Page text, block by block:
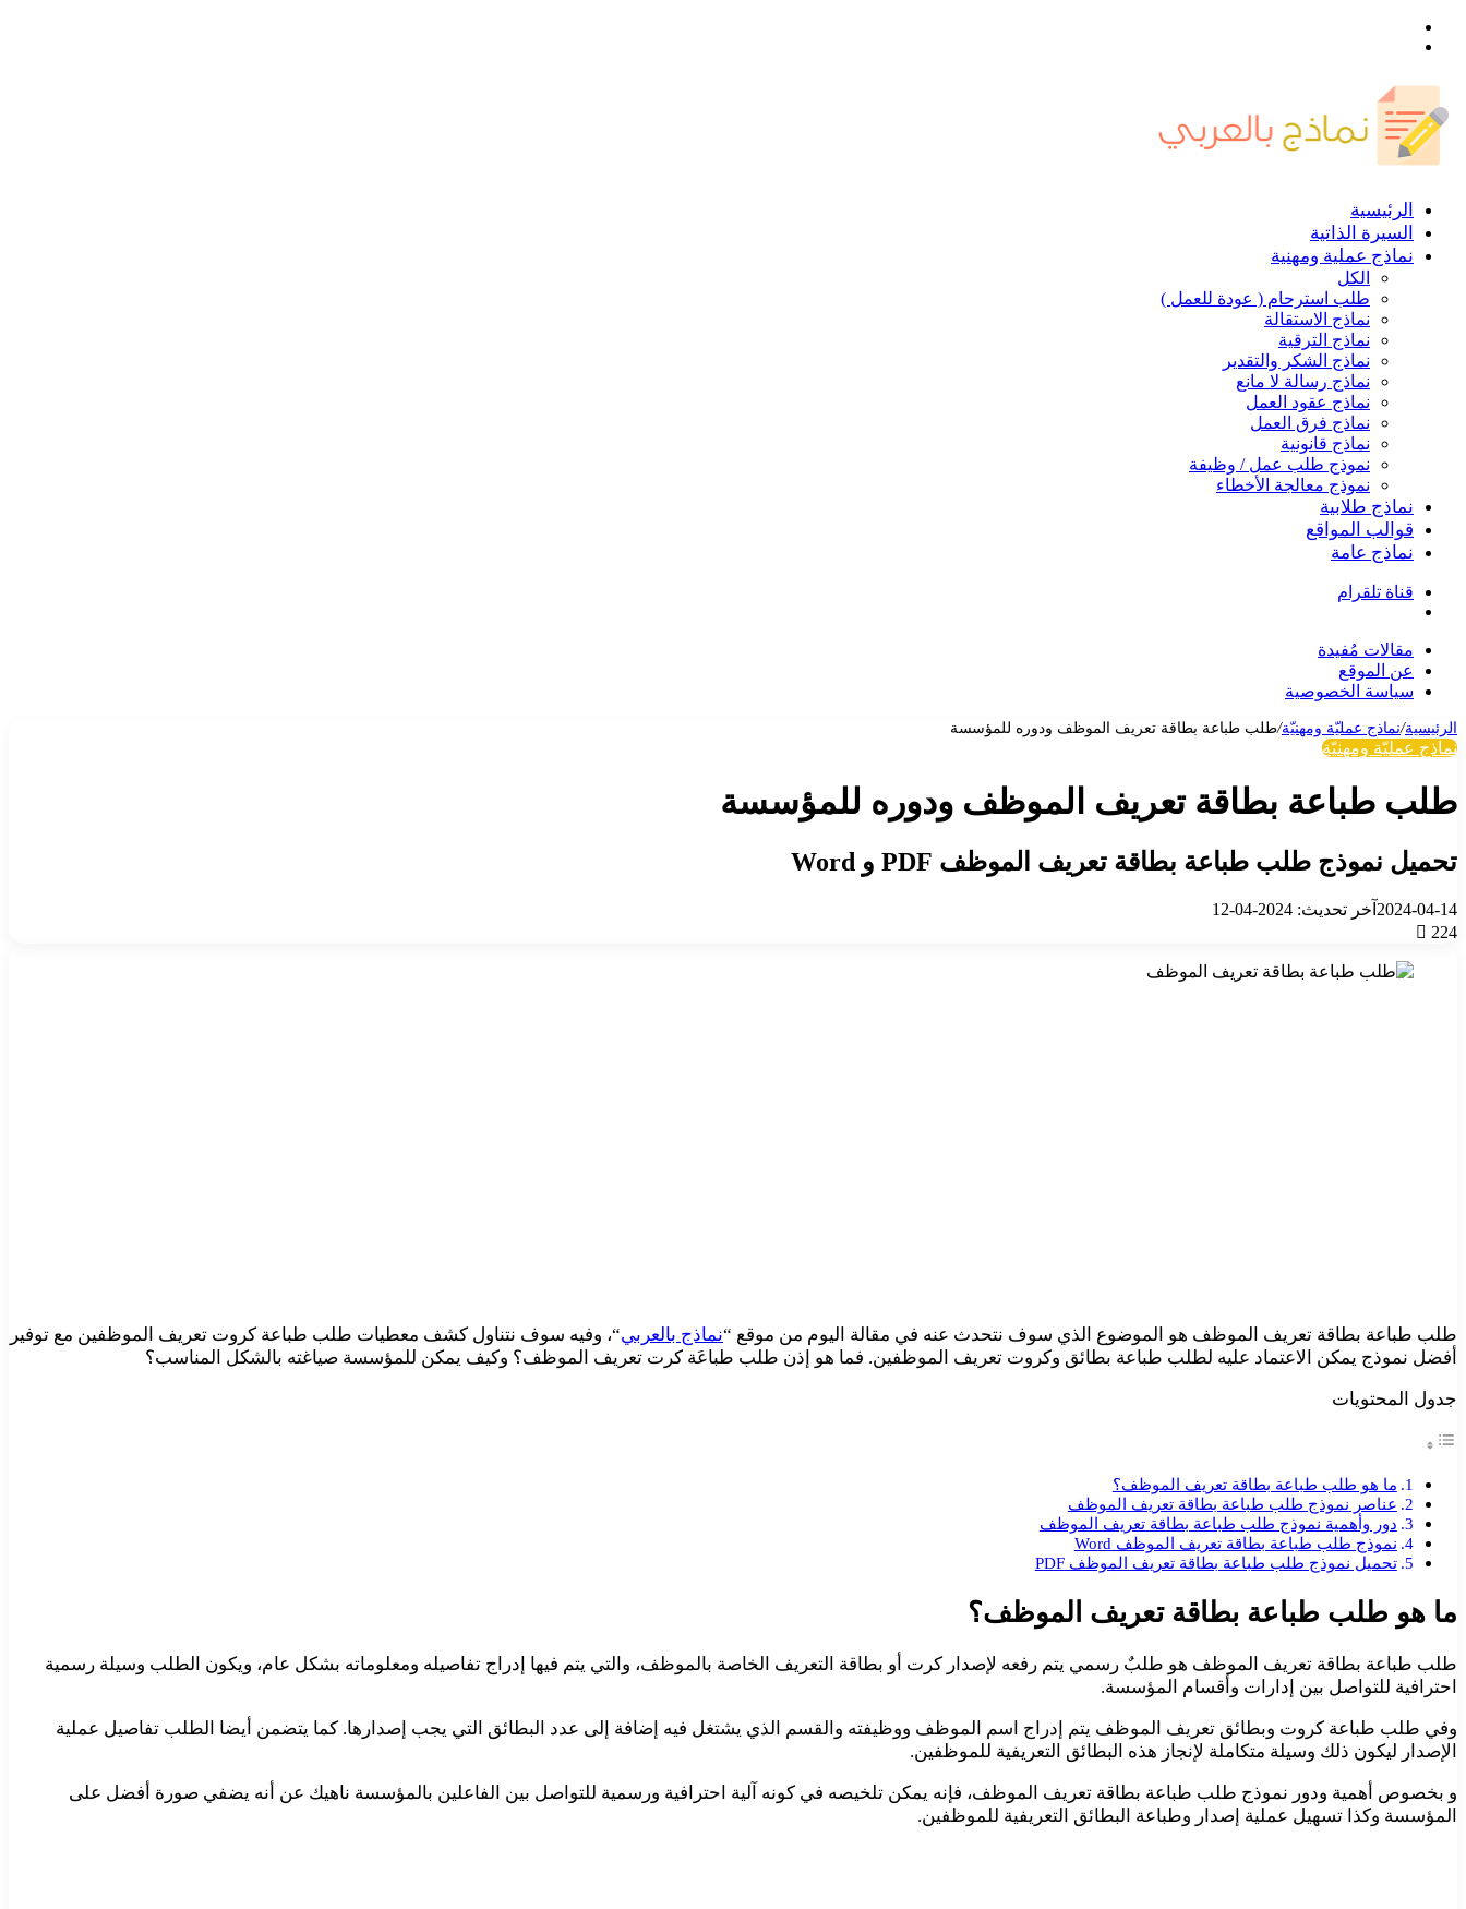
الرئيسية
السيرة الذاتية
نماذج عملية ومهنية
الكل
طلب استرحام ( عودة للعمل )
نماذج الاستقالة
نماذج الترقية
نماذج الشكر والتقدير
نماذج رسالة لا مانع
نماذج عقود العمل
نماذج فرق العمل
نماذج قانونية
نموذج طلب عمل / وظيفة
نموذج معالجة الأخطاء
نماذج طلابية
قوالب المواقع
نماذج عامة
قناة تلقرام
مقالات مُفيدة
عن الموقع
سياسة الخصوصية
الرئيسية/نماذج عمليّة ومهنيّة/طلب طباعة بطاقة تعريف الموظف ودوره للمؤسسة
نماذج عمليّة ومهنيّة
طلب طباعة بطاقة تعريف الموظف ودوره للمؤسسة
تحميل نموذج طلب طباعة بطاقة تعريف الموظف PDF و Word
2024-04-14 آخر تحديث: 2024-04-12
224
طلب طباعة بطاقة تعريف الموظف هو الموضوع الذي سوف نتحدث عنه في مقالة اليوم من موقع “نماذج بالعربي“، وفيه سوف نتناول كشف معطيات طلب طباعة كروت تعريف الموظفين مع توفير
أفضل نموذج يمكن الاعتماد عليه لطلب طباعة بطائق وكروت تعريف الموظفين. فما هو إذن طلب طباعَة كرت تعريف الموظف؟ وكيف يمكن للمؤسسة صياغته بالشكل المناسب؟
جدول المحتويات
ما هو طلب طباعة بطاقة تعريف الموظف؟
عناصر نموذج طلب طباعة بطاقة تعريف الموظف
دور وأهمية نموذج طلب طباعة بطاقة تعريف الموظف
نموذج طلب طباعة بطاقة تعريف الموظف Word
تحميل نموذج طلب طباعة بطاقة تعريف الموظف PDF
ما هو طلب طباعة بطاقة تعريف الموظف؟
طلب طباعة بطاقة تعريف الموظف هو طلبٌ رسمي يتم رفعه لإصدار كرت أو بطاقة التعريف الخاصة بالموظف، والتي يتم فيها إدراج تفاصيله ومعلوماته بشكل عام، ويكون الطلب وسيلة رسمية
احترافية للتواصل بين إدارات وأقسام المؤسسة.
وفي طلب طباعة كروت وبطائق تعريف الموظف يتم إدراج اسم الموظف ووظيفته والقسم الذي يشتغل فيه إضافة إلى عدد البطائق التي يجب إصدارها. كما يتضمن أيضا الطلب تفاصيل عملية
الإصدار ليكون ذلك وسيلة متكاملة لإنجاز هذه البطائق التعريفية للموظفين.
و بخصوص أهمية ودور نموذج طلب طباعة بطاقة تعريف الموظف، فإنه يمكن تلخيصه في كونه آلية احترافية ورسمية للتواصل بين الفاعلين بالمؤسسة ناهيك عن أنه يضفي صورة أفضل على
المؤسسة وكذا تسهيل عملية إصدار وطباعة البطائق التعريفية للموظفين.